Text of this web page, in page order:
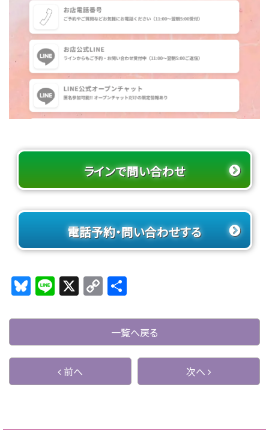
ラインで問い合わせ
電話予約・問い合わせする
Bl
u
e
s
k
y
Li
n
e
X C
o
p
y
Li
n
前へ
一覧へ戻る
次へ